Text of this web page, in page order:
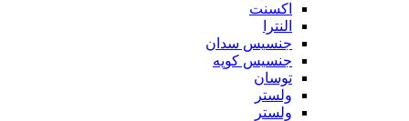
اکسنت
النترا
جنسیس سدان
جنسیس کوپه
توسان
ولستر
ولستر